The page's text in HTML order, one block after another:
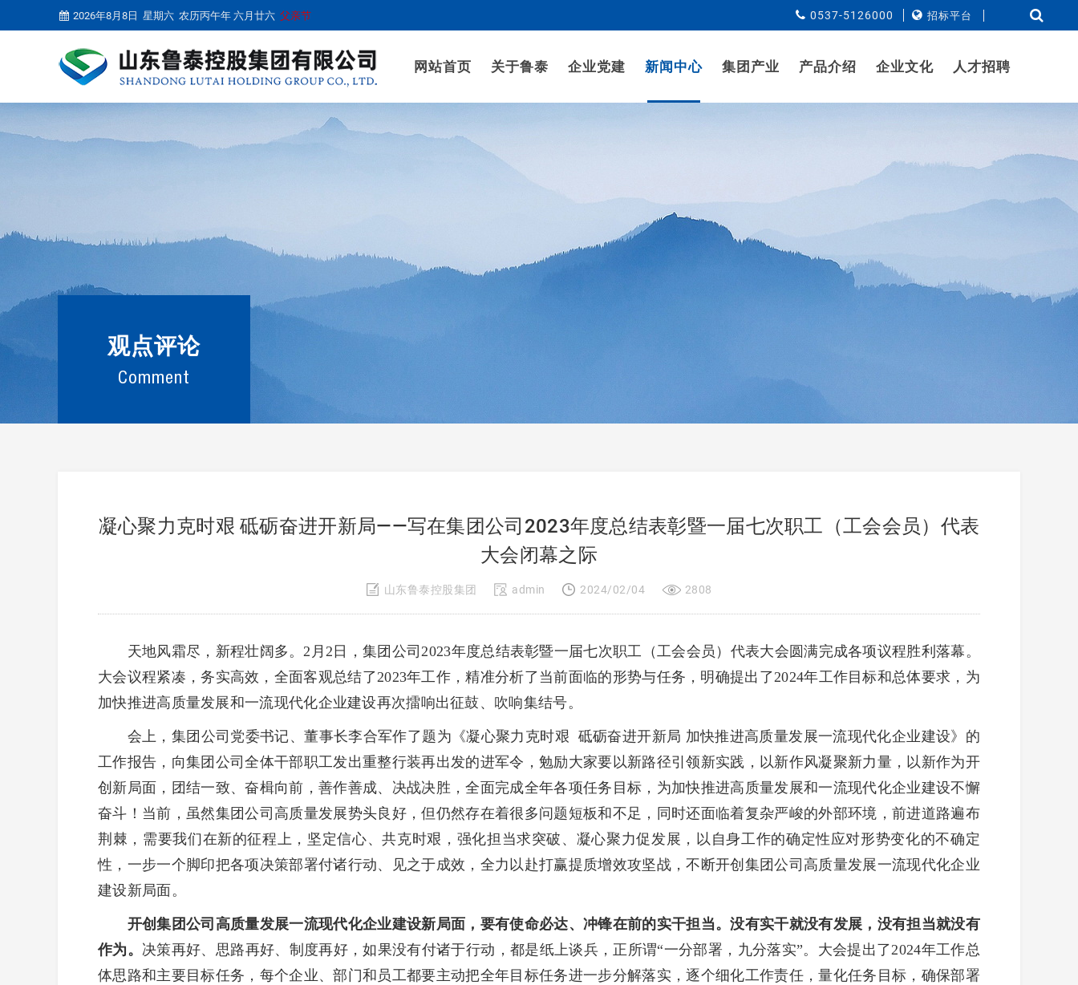
2026年8月8日 星期六 农历丙午年 六月廿六 父亲节 0537-5126000 招标平台
网站首页 关于鲁泰 企业党建 新闻中心 集团产业 产品介绍 企业文化 人才招聘
观点评论
Comment
凝心聚力克时艰 砥砺奋进开新局——写在集团公司2023年度总结表彰暨一届七次职工（工会会员）代表
大会闭幕之际
山东鲁泰控股集团 admin 2024/02/04 2808
天地风霜尽，新程壮阔多。2月2日，集团公司2023年度总结表彰暨一届七次职工（工会会员）代表大会圆满完成各项议程胜利落幕。
大会议程紧凑，务实高效，全面客观总结了2023年工作，精准分析了当前面临的形势与任务，明确提出了2024年工作目标和总体要求，为
加快推进高质量发展和一流现代化企业建设再次擂响出征鼓、吹响集结号。
会上，集团公司党委书记、董事长李合军作了题为《凝心聚力克时艰 砥砺奋进开新局 加快推进高质量发展一流现代化企业建设》的
工作报告，向集团公司全体干部职工发出重整行装再出发的进军令，勉励大家要以新路径引领新实践，以新作风凝聚新力量，以新作为开
创新局面，团结一致、奋楫向前，善作善成、决战决胜，全面完成全年各项任务目标，为加快推进高质量发展和一流现代化企业建设不懈
奋斗！当前，虽然集团公司高质量发展势头良好，但仍然存在着很多问题短板和不足，同时还面临着复杂严峻的外部环境，前进道路遍布
荆棘，需要我们在新的征程上，坚定信心、共克时艰，强化担当求突破、凝心聚力促发展，以自身工作的确定性应对形势变化的不确定
性，一步一个脚印把各项决策部署付诸行动、见之于成效，全力以赴打赢提质增效攻坚战，不断开创集团公司高质量发展一流现代化企业
建设新局面。
开创集团公司高质量发展一流现代化企业建设新局面，要有使命必达、冲锋在前的实干担当。没有实干就没有发展，没有担当就没有
作为。 决策再好、思路再好、制度再好，如果没有付诸于行动，都是纸上谈兵，正所谓“一分部署，九分落实”。大会提出了2024年工作总
体思路和主要目标任务，每个企业、部门和员工都要主动把全年目标任务进一步分解落实，逐个细化工作责任，量化任务目标，确保部署